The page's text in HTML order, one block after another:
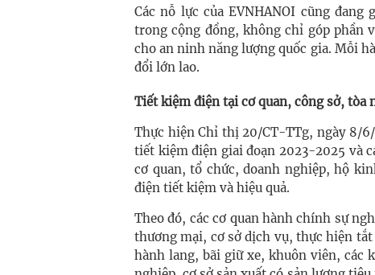
Các nỗ lực của EVNHANOI cũng
trong cộng đồng, không chỉ góp phần
cho an ninh năng lượng quốc gia. Mỗi
đổi lớn lao.
Tiết kiệm điện tại cơ quan, công sở, tòa
Thực hiện Chỉ thị 20/CT-TTg, ngày 8/
tiết kiệm điện giai đoạn 2023-2025 và
cơ quan, tổ chức, doanh nghiệp, hộ
điện tiết kiệm và hiệu quả.
Theo đó, các cơ quan hành chính sự
thương mại, cơ sở dịch vụ, thực hiện
hành lang, bãi giữ xe, khuôn viên, các